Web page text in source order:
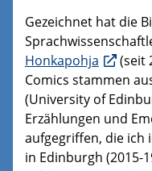
Gezeichnet hat die
Honkapohja
(seit
Comics stammen
(University of
Erzählungen und
aufgegriffen, die ich
in Edinburgh (2015-